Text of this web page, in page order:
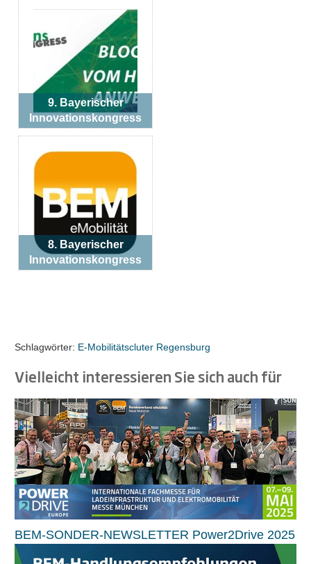
9. Bayerischer
Innovationskongress
8. Bayerischer
Innovationskongress
Schlagwörter: E-Mobilitätscluter Regensburg
Vielleicht interessieren Sie sich auch für
BEM-SONDER-NEWSLETTER Power2Drive 2025